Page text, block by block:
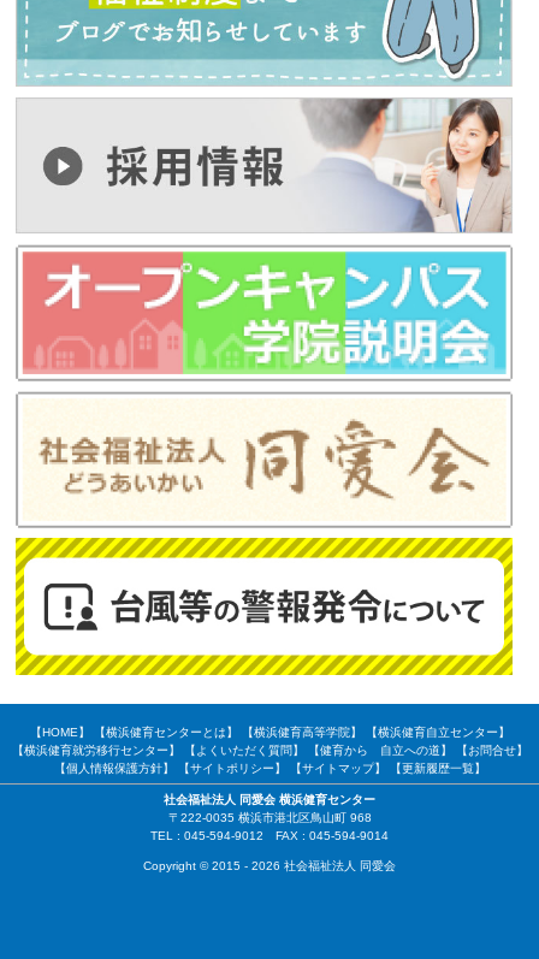
【HOME】 【横浜健育センターとは】 【横浜健育高等学院】
【横浜健育自立センター】
【横浜健育就労移行センター】
【よくいただく質問】 【健育から 自立への道】
【お問合せ】
【個人情報保護方針】
【サイトポリシー】 【サイトマップ】 【更新履歴一覧】
社会福祉法人 同愛会 横浜健育センター
〒222-0035 横浜市港北区鳥山町 968
TEL : 045-594-9012 FAX : 045-594-9014
Copyright © 2015 - 2026 社会福祉法人 同愛会